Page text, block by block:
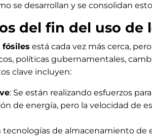
se desarrollan y se consolidan
del fin del uso de
está cada vez más cerca,
políticas gubernamentales,
clave incluyen:
: Se están realizando esfuerzos
de energía, pero la velocidad de
tecnologías de almacenamiento de